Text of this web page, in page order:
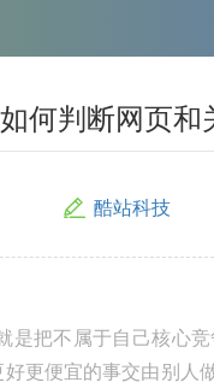
何判断网页和
酷站科技
是把不属于自己核心
更便宜的事交由别人